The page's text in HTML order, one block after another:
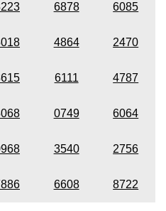
6878 6085
4864 2470
6111 4787
0749 6064
3540 2756
6608 8722